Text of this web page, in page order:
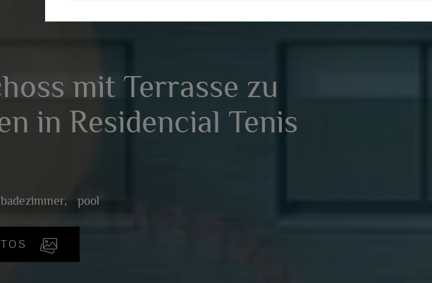
mit Terrasse zu
in Residencial Tenis
pool